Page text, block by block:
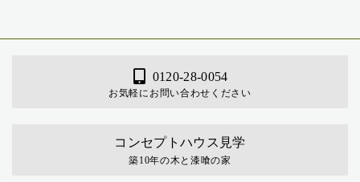
0120-28-0054
お気軽にお問い合わせください
コンセプトハウス見学
築10年の木と漆喰の家